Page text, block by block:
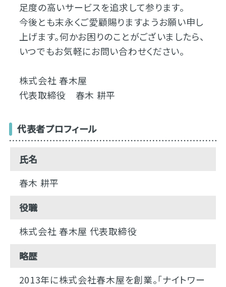
足度の高いサービスを追求して参ります。
今後とも末永くご愛顧賜りますようお願い申し
上げます。何かお困りのことがございましたら、
いつでもお気軽にお問い合わせください。
株式会社 春木屋
代表取締役 春木 耕平
代表者プロフィール
氏名
春木 耕平
役職
株式会社 春木屋 代表取締役
略歴
2013年に株式会社春木屋を創業。「ナイトワー